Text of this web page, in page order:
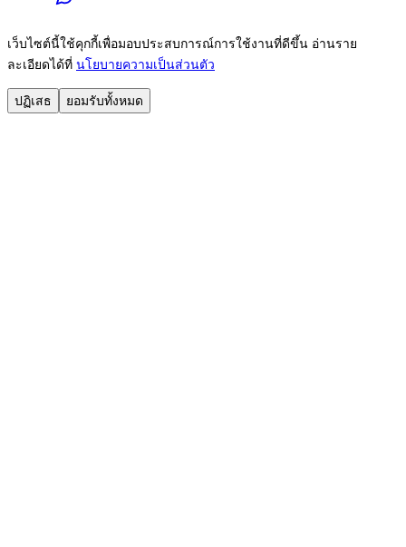
เว็บไซต์นี้ใช้คุกกี้เพื่อมอบประสบการณ์การใช้งานที่ดีขึ้น อ่านราย
ละเอียดได้ที่ นโยบายความเป็นส่วนตัว
ปฏิเสธ ยอมรับทั้งหมด